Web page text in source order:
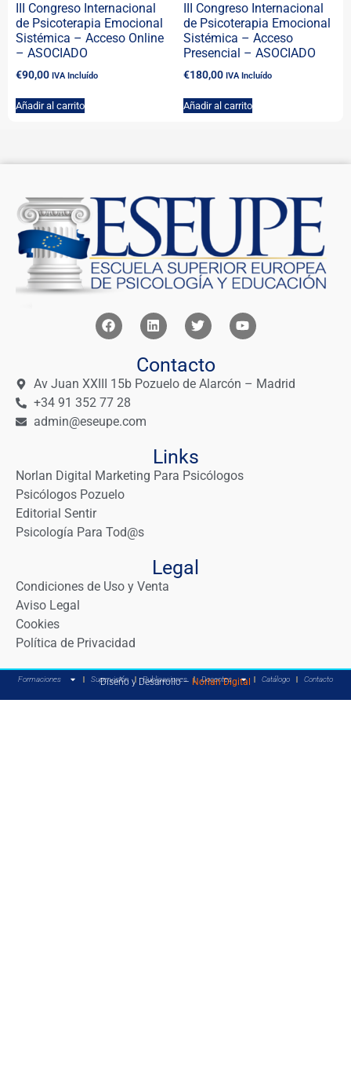
III Congreso Internacional
de Psicoterapia Emocional
Sistémica – Acceso Online
– ASOCIADO
€90,00 IVA Incluído
Añadir al carrito
III Congreso Internacional
de Psicoterapia Emocional
Sistémica – Acceso
Presencial – ASOCIADO
€180,00 IVA Incluído
Añadir al carrito
Contacto
Av Juan XXIII 15b Pozuelo de Alarcón – Madrid
+34 91 352 77 28
admin@eseupe.com
Links
Norlan Digital Marketing Para Psicólogos
Psicólogos Pozuelo
Editorial Sentir
Psicología Para Tod@s
Legal
Condiciones de Uso y Venta
Aviso Legal
Cookies
Política de Privacidad
Formaciones Supervisión Publicaciones Docentes Catálogo Contacto
Diseño y Desarrollo – Norlan Digital